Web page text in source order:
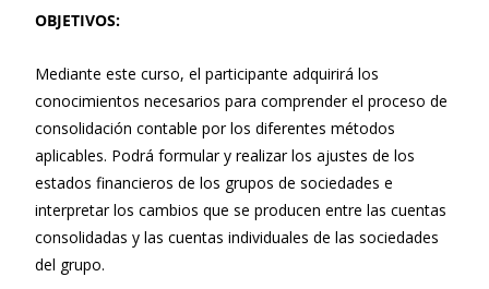
OBJETIVOS:
Mediante este curso, el participante adquirirá los
conocimientos necesarios para comprender el proceso de
consolidación contable por los diferentes métodos
aplicables. Podrá formular y realizar los ajustes de los
estados financieros de los grupos de sociedades e
interpretar los cambios que se producen entre las cuentas
consolidadas y las cuentas individuales de las sociedades
del grupo.